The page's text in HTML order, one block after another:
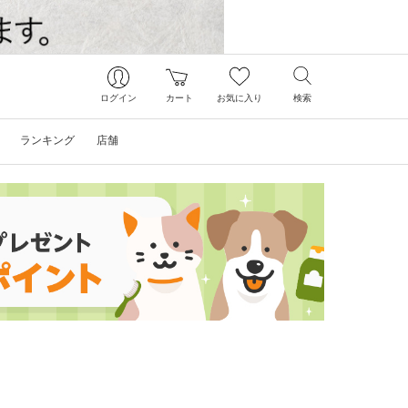
ログイン カート お気に入り 検索
ランキング 店舗